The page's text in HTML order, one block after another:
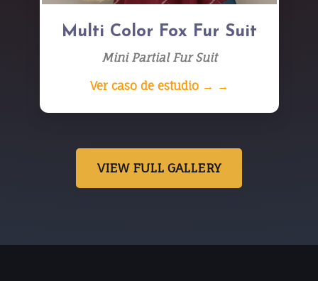
Multi Color Fox Fur Suit
Mini Partial Fur Suit
Ver caso de estudio → →
VIEW FULL GALLERY